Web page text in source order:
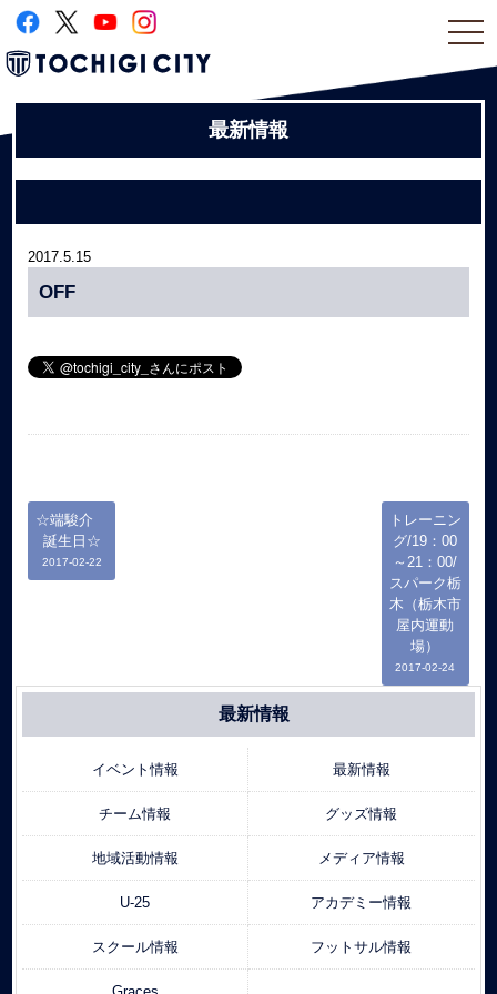
最新情報
2017.5.15
OFF
☆端駿介
誕生日☆
2017-02-22
トレーニン
グ/19：00
～21：00/
スパーク栃
木（栃木市
屋内運動
場）
2017-02-24
最新情報
イベント情報 最新情報
チーム情報 グッズ情報
地域活動情報 メディア情報
U-25 アカデミー情報
スクール情報 フットサル情報